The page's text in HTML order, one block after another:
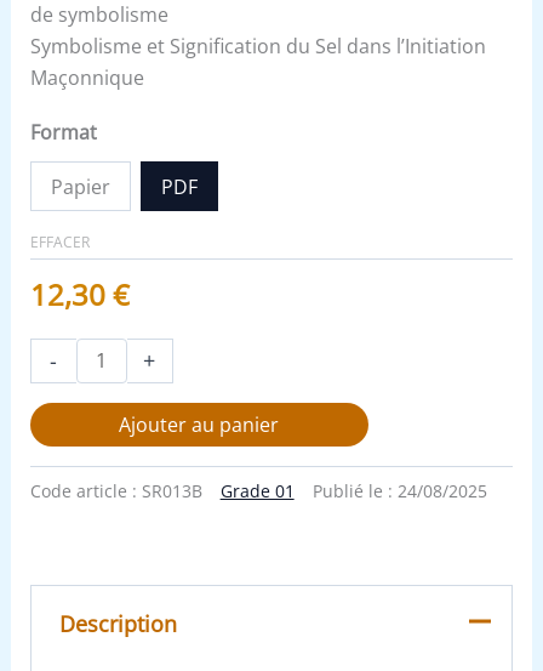
de symbolisme
Symbolisme et Signification du Sel dans l’Initiation
Maçonnique
Format
Papier PDF
EFFACER
12,30€
- +
Ajouter au panier
Code article : SR013B Grade 01 Publié le : 24/08/2025
Description